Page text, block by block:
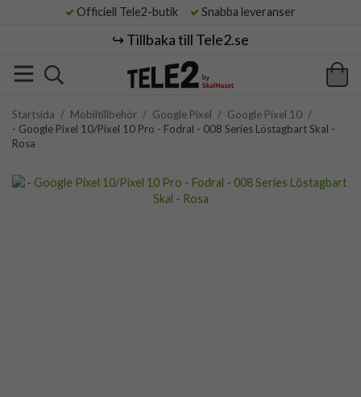
Officiell Tele2-butik Snabba leveranser
↪️ Tillbaka till Tele2.se
Startsida / Mobiltillbehör / Google Pixel / Google Pixel 10 /
- Google Pixel 10/Pixel 10 Pro - Fodral - 008 Series Löstagbart Skal -
Rosa